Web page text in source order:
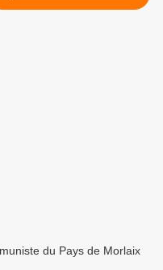
d'été du PCF à Strasbourg
du Pays de Morlaix